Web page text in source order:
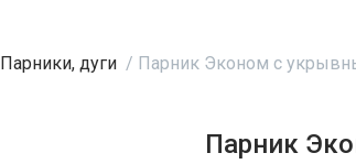
Парники, дуги / Парник Эконом с
Парник